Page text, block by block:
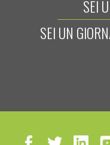
SEI
SEI UN